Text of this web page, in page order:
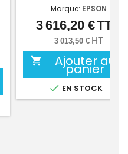
Marque: EPSON
Prix
3 616,20 €TTC
3 013,50 € HT
 Ajouter au
panier
 EN STOCK